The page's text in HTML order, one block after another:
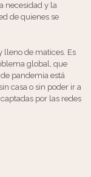
necesidad y la
de quienes se
lleno de matices. Es
global, que
pandemia está
casa o sin poder ir a
por las redes